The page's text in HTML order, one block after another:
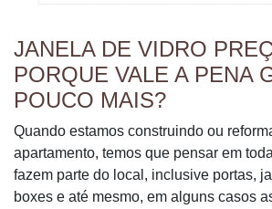
JANELA DE VIDRO
PORQUE VALE A PENA
POUCO MAIS?
Quando estamos construindo ou
apartamento, temos que pensar em
fazem parte do local, inclusive portas,
boxes e até mesmo, em alguns casos